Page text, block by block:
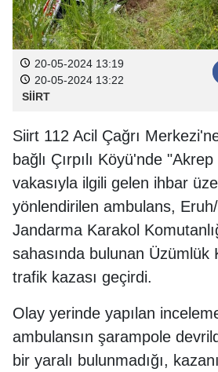
20-05-2024 13:19
20-05-2024 13:22
SİİRT
Siirt 112 Acil Çağrı
bağlı Çırpılı Köyü'nde
vakasıyla ilgili gelen ihbar
yönlendirilen ambulans,
Jandarma Karakol
sahasında bulunan Üzümlük
trafik kazası geçirdi.
Olay yerinde yapılan
ambulansın şarampole
bir yaralı bulunmadığı,